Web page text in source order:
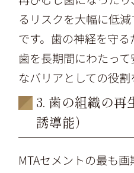
るリスクを大幅に低
です。歯の神経を守
歯を長期間にわたっ
なバリアとしての役割
3. 歯の組織の再
誘導能）
MTAセメントの最も画